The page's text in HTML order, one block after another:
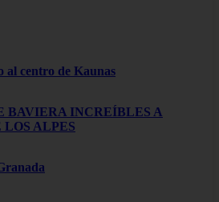
al centro de Kaunas
BAVIERA INCREÍBLES A
LOS ALPES